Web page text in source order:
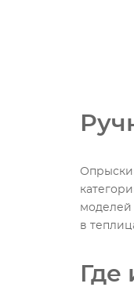
моделей
в